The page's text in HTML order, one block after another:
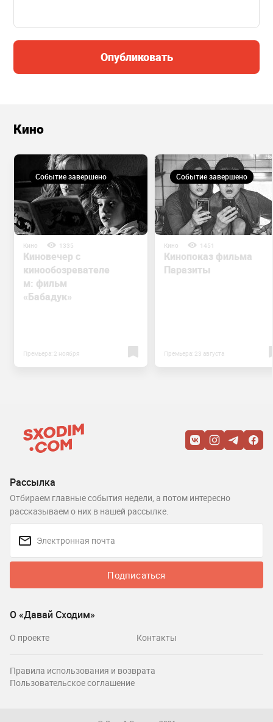
Опубликовать
Кино
Событие завершено
Кино 1335
Киновечер с
кинообозревателе
м: фильм
«Бабадук»
Премьера: 2 ноября
Событие завершено
Кино 1451
Кинопоказ фильма
Паразиты
Премьера: 23 августа
Рассылка
Отбираем главные события недели, а потом интересно
рассказываем о них в нашей рассылке.
Подписаться
О «Давай Сходим»
О проекте Контакты
Правила использования и возврата
Пользовательское соглашение